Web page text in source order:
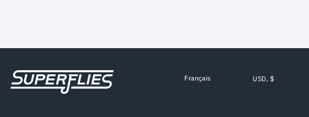
Français USD, $